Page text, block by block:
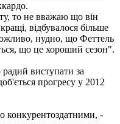
то не вважаю що він
відбувалося більше
нудно, що Феттель
що це хороший сезон".
виступати за
прогресу у 2012
конкурентоздатними, -